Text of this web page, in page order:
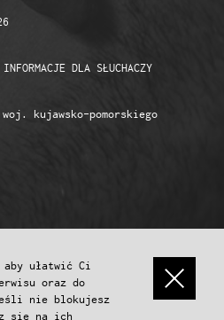
aby ułatwić Ci
oraz do
nie blokujesz
się na ich
DLA SŁUCHACZY
kujawsko-pomorskiego